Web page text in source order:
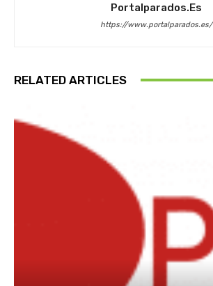
Portalparados.es
https://www.portalparados.es/
RELATED ARTICLES